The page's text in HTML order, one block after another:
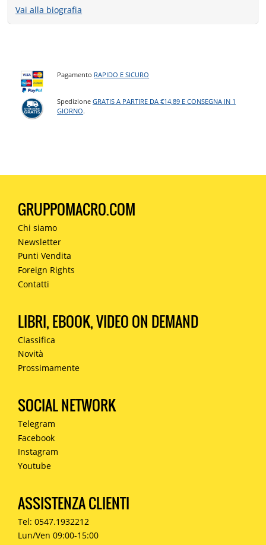
Vai alla biografia
Pagamento RAPIDO E SICURO
SpedizioneGRATIS A PARTIRE DA €14,89 E CONSEGNA IN 1
GIORNO.
GRUPPOMACRO.COM
Chi siamo
Newsletter
Punti Vendita
Foreign Rights
Contatti
LIBRI, EBOOK, VIDEO ON DEMAND
Classifica
Novità
Prossimamente
SOCIAL NETWORK
Telegram
Facebook
Instagram
Youtube
ASSISTENZA CLIENTI
Tel: 0547.1932212
Lun/Ven 09:00-15:00